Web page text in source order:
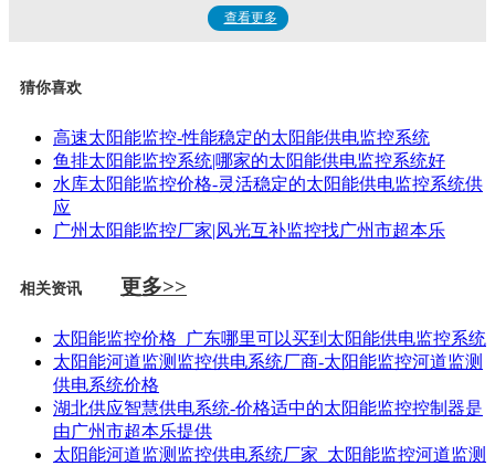
查看更多
猜你喜欢
高速太阳能监控-性能稳定的太阳能供电监控系统
鱼排太阳能监控系统|哪家的太阳能供电监控系统好
水库太阳能监控价格-灵活稳定的太阳能供电监控系统供
应
广州太阳能监控厂家|风光互补监控找广州市超本乐
相关资讯 更多>>
太阳能监控价格_广东哪里可以买到太阳能供电监控系统
太阳能河道监测监控供电系统厂商-太阳能监控河道监测
供电系统价格
湖北供应智慧供电系统-价格适中的太阳能监控控制器是
由广州市超本乐提供
太阳能河道监测监控供电系统厂家_太阳能监控河道监测